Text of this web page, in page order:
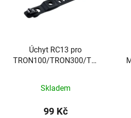
Úchyt RC13 pro
TRON100/TRON300/TRON500
Skladem
99 Kč